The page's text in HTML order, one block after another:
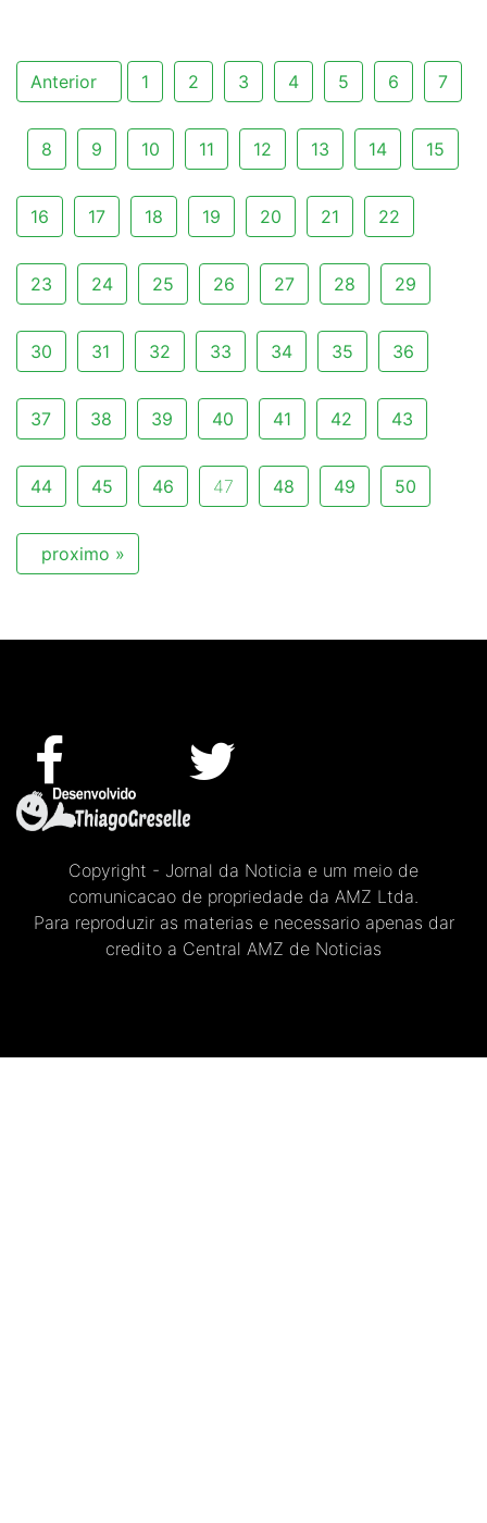
Anterior 1 2 3 4 5 6 7
8 9 10 11 12 13 14 15
16 17 18 19 20 21 22
23 24 25 26 27 28 29
30 31 32 33 34 35 36
37 38 39 40 41 42 43
44 45 46 47 48 49 50
proximo »
Copyright - Jornal da Noticia e um meio de
comunicacao de propriedade da AMZ Ltda.
Para reproduzir as materias e necessario apenas dar
credito a Central AMZ de Noticias